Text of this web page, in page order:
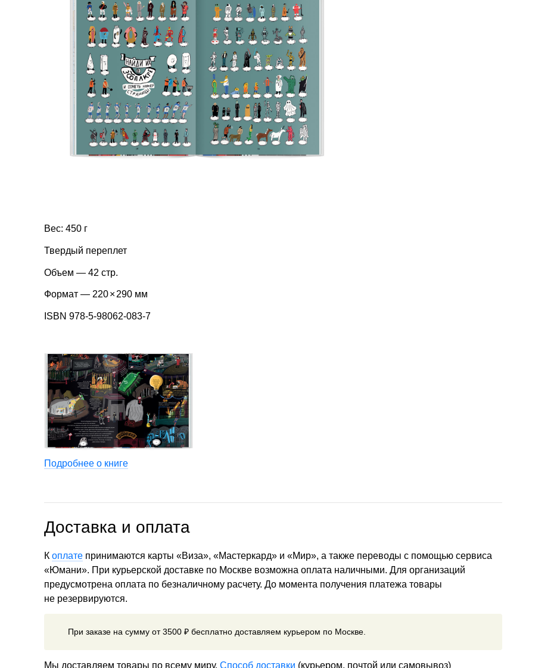
Вес: 450 г
Твердый переплет
Объем — 42 стр.
Формат — 220× 290 мм
ISBN 978-5-98062-083-7
Подробнее о книге
Доставка и оплата
К оплате принимаются карты «Виза», «Мастеркард» и «Мир», а также переводы с помощью сервиса
«Юмани». При курьерской доставке по Москве возможна оплата наличными. Для организаций
предусмотрена оплата по безналичному расчету. До момента получения платежа товары
не резервируются.
При заказе на сумму от 3500 ₽ бесплатно доставляем курьером по Москве.
Мы доставляем товары по всему миру. Способ доставки (курьером, почтой или самовывоз)